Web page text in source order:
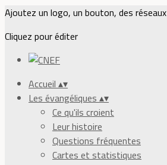
Ajoutez un logo, un bouton, des
Cliquez pour éditer
Accueil ▴▾
Les évangéliques ▴▾
Ce qu'ils croient
Leur histoire
Questions fréquentes
Cartes et statistiques